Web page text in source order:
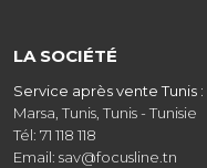
LA SOCIÉTÉ
Service après vente Tunis :
Marsa, Tunis, Tunis - Tunisie
Tél: 71 118 118
Email: sav@focusline.tn